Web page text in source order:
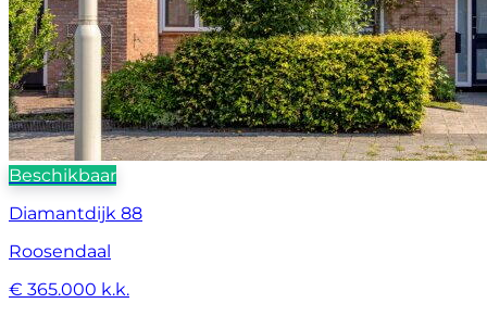
Beschikbaar
Diamantdijk 88
Roosendaal
€ 365.000 k.k.